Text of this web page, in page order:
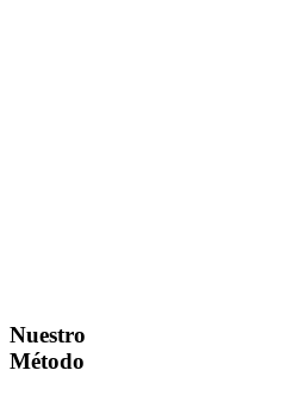
Nuestro
Método